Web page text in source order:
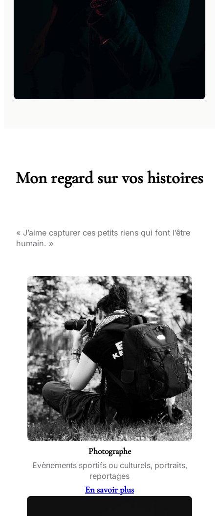
Mon regard sur vos histoires
« J’aime capturer ces petits riens qui font l’être
humain. »
Photographe
Evènements sportifs ou culturels, portraits,
reportages
En savoir plus